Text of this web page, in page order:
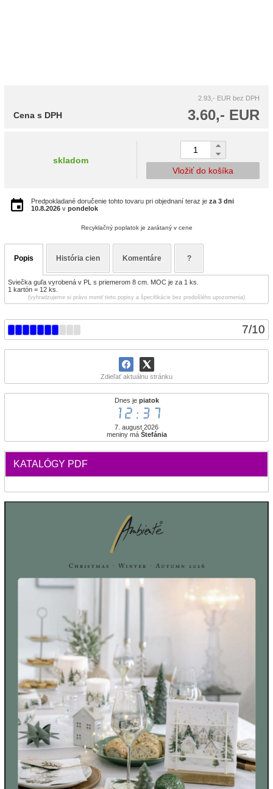
7/10
Zdieľať aktuálnu stránku
Dnes je piatok
12:37
7. august 2026
meniny má Štefánia
KATALÓGY PDF
2.93,- EUR bez DPH
3.60,- EUR
Cena s DPH
skladom
Vložiť do košíka
Predpokladané doručenie tohto tovaru pri objednaní teraz je za 3 dni
10.8.2026 v pondelok
Recyklačný poplatok je zarátaný v cene
Popis História cien Komentáre ?
Sviečka guľa vyrobená v PL s priemerom 8 cm. MOC je za 1 ks.
1 kartón = 12 ks.
(vyhradzujeme si právo meniť tieto popisy a špecifikácie bez predošlého upozornenia)